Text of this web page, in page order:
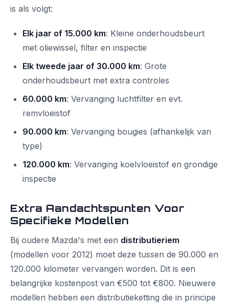
is als volgt:
Elk jaar of 15.000 km: Kleine onderhoudsbeurt
met oliewissel, filter en inspectie
Elk tweede jaar of 30.000 km: Grote
onderhoudsbeurt met extra controles
60.000 km: Vervanging luchtfilter en evt.
remvloeistof
90.000 km: Vervanging bougies (afhankelijk van
type)
120.000 km: Vervanging koelvloeistof en grondige
inspectie
Extra Aandachtspunten Voor
Specifieke Modellen
Bij oudere Mazda's met een distributieriem
(modellen voor 2012) moet deze tussen de 90.000 en
120.000 kilometer vervangen worden. Dit is een
belangrijke kostenpost van €500 tot €800. Nieuwere
modellen hebben een distributieketting die in principe